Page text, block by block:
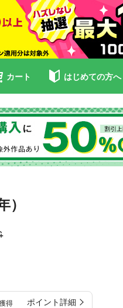
カート はじめての方へ
）
得 ポイント詳細